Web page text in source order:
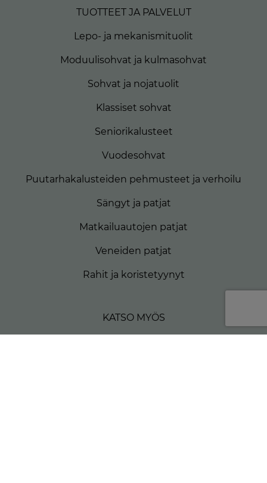
TUOTTEET JA PALVELUT
Lepo- ja mekanismituolit
Moduulisohvat ja kulmasohvat
Sohvat ja nojatuolit
Klassiset sohvat
Seniorikalusteet
Vuodesohvat
Puutarhakalusteiden pehmusteet ja verhoilu
Sängyt ja patjat
Matkailuautojen patjat
Veneiden patjat
Rahit ja koristetyynyt
KATSO MYÖS